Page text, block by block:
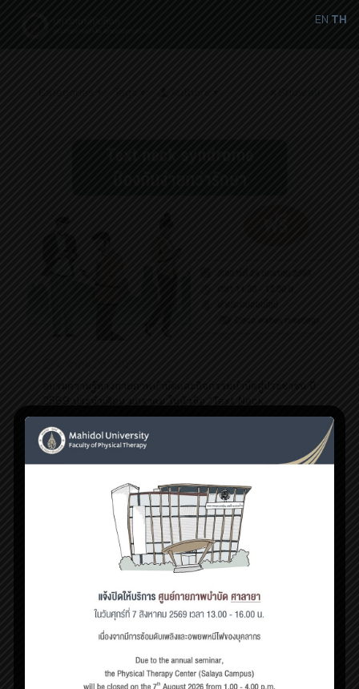
อบรมความรู้ทางกายภาพบำบัดและกิจกรรมบำบัดสู่ประชาชน ปี
2569 ประจำเดือน มกราคม ในหัวข้อ “Text Neck
Syndrome ป้องกันง่ายกว่ารักษา”
Read more
EN TH